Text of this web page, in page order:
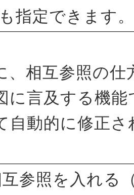
指定できます。
、相互参照の
に言及する機
自動的に修正さ
参照を入れる